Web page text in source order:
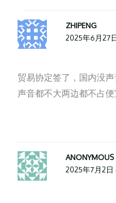
ZHIPENG
2025年6月27
贸易协定签了，国内没
声音都不大两边都不占便
ANONYMOUS
2025年7月2日